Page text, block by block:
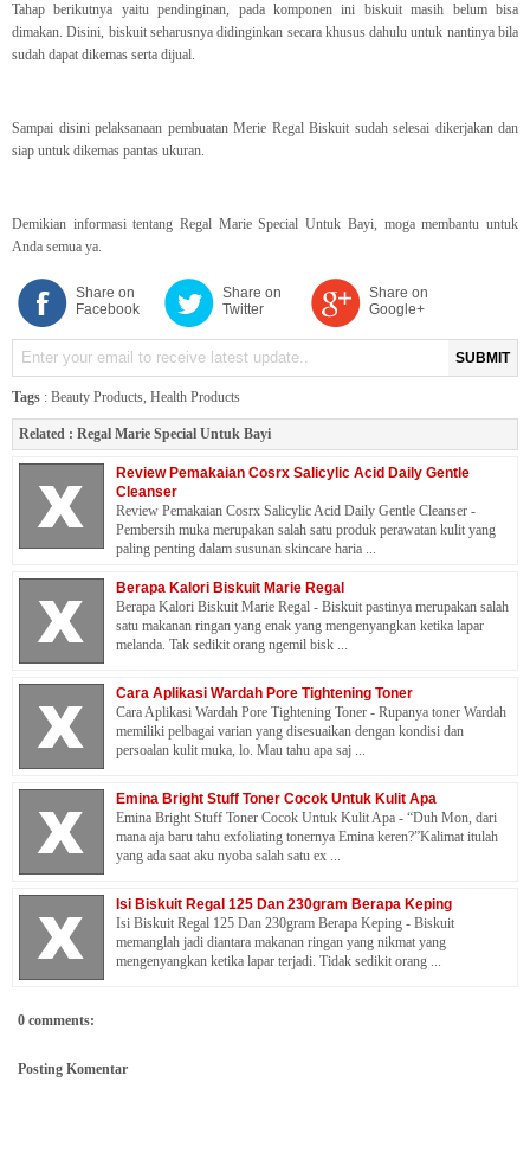
Tahap berikutnya yaitu pendinginan, pada komponen ini biskuit masih belum bisa
dimakan. Disini, biskuit seharusnya didinginkan secara khusus dahulu untuk nantinya bila
sudah dapat dikemas serta dijual.
Sampai disini pelaksanaan pembuatan Merie Regal Biskuit sudah selesai dikerjakan dan
siap untuk dikemas pantas ukuran.
Demikian informasi tentang Regal Marie Special Untuk Bayi, moga membantu untuk
Anda semua ya.
Share on
Facebook
Share on
Twitter
Share on
Google+
SUBMIT
Tags : Beauty Products, Health Products
Related : Regal Marie Special Untuk Bayi
Review Pemakaian Cosrx Salicylic Acid Daily Gentle
Cleanser
Review Pemakaian Cosrx Salicylic Acid Daily Gentle Cleanser -
Pembersih muka merupakan salah satu produk perawatan kulit yang
paling penting dalam susunan skincare haria ...
Berapa Kalori Biskuit Marie Regal
Berapa Kalori Biskuit Marie Regal - Biskuit pastinya merupakan salah
satu makanan ringan yang enak yang mengenyangkan ketika lapar
melanda. Tak sedikit orang ngemil bisk ...
Cara Aplikasi Wardah Pore Tightening Toner
Cara Aplikasi Wardah Pore Tightening Toner - Rupanya toner Wardah
memiliki pelbagai varian yang disesuaikan dengan kondisi dan
persoalan kulit muka, lo. Mau tahu apa saj ...
Emina Bright Stuff Toner Cocok Untuk Kulit Apa
Emina Bright Stuff Toner Cocok Untuk Kulit Apa - “Duh Mon, dari
mana aja baru tahu exfoliating tonernya Emina keren?”Kalimat itulah
yang ada saat aku nyoba salah satu ex ...
Isi Biskuit Regal 125 Dan 230gram Berapa Keping
Isi Biskuit Regal 125 Dan 230gram Berapa Keping - Biskuit
memanglah jadi diantara makanan ringan yang nikmat yang
mengenyangkan ketika lapar terjadi. Tidak sedikit orang ...
0 comments:
Posting Komentar